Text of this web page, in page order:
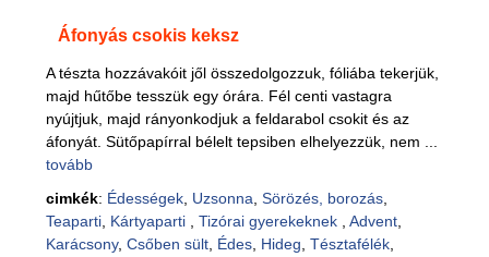
Áfonyás csokis keksz
A tészta hozzávakóit jől összedolgozzuk, fóliába tekerjük,
majd hűtőbe tesszük egy órára. Fél centi vastagra
nyújtjuk, majd rányonkodjuk a feldarabol csokit és az
áfonyát. Sütőpapírral bélelt tepsiben elhelyezzük, nem ...
tovább
cimkék: Édességek, Uzsonna Sörözés, borozás,
Teaparti, Kártyaparti Tizórai gyerekeknek Advent,
Karácsony, Csőben sült, Édes, Hideg Tésztafélék,